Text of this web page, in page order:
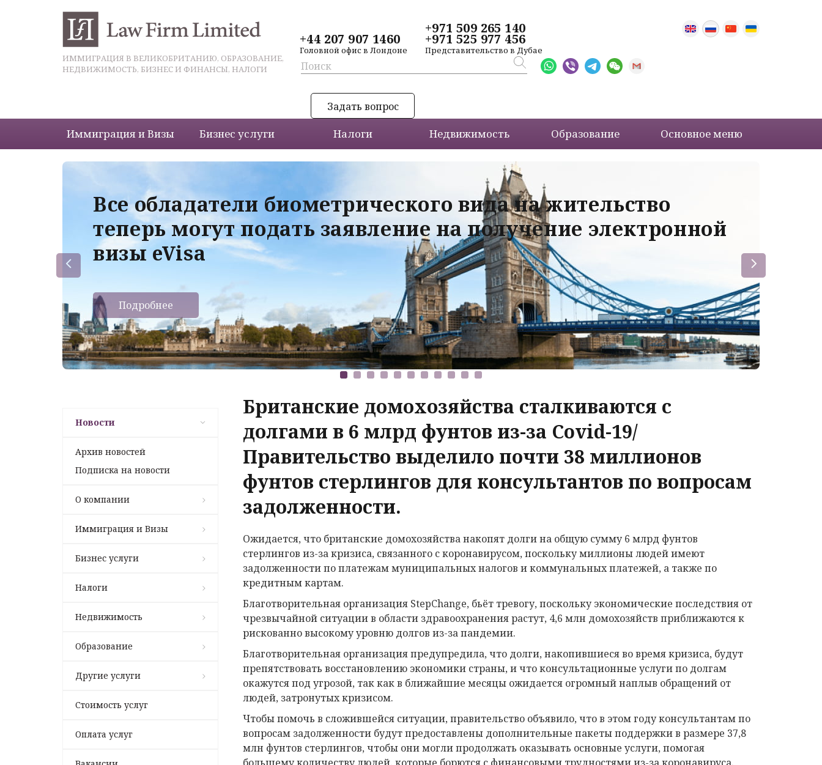
ИММИГРАЦИЯ В ВЕЛИКОБРИТАНИЮ, ОБРАЗОВАНИЕ,
НЕДВИЖИМОСТЬ, БИЗНЕС И ФИНАНСЫ, НАЛОГИ
+44 207 907 1460
Головной офис в Лондоне
+971 509 265 140
+971 525 977 456
Представительство в Дубае
Задать вопрос
Иммиграция и Визы Бизнес услуги Налоги Недвижимость Образование Основное меню
Все обладатели биометрического вида на жительство
теперь могут подать заявление на получение электронной
визы eVisa
Подробнее
Новости
Архив новостей
Подписка на новости
О компании
Иммиграция и Визы
Бизнес услуги
Налоги
Недвижимость
Образование
Другие услуги
Стоимость услуг
Оплата услуг
Британские домохозяйства сталкиваются с
долгами в 6 млрд фунтов из-за Covid-19/
Правительство выделило почти 38 миллионов
фунтов стерлингов для консультантов по вопросам
задолженности.
Ожидается, что британские домохозяйства накопят долги на общую сумму 6 млрд фунтов
стерлингов из-за кризиса, связанного с коронавирусом, поскольку миллионы людей имеют
задолженности по платежам муниципальных налогов и коммунальных платежей, а также по
кредитным картам.
Благотворительная организация StepChange, бьёт тревогу, поскольку экономические последствия от
чрезвычайной ситуации в области здравоохранения растут, 4,6 млн домохозяйств приближаются к
рискованно высокому уровню долгов из-за пандемии.
Благотворительная организация предупредила, что долги, накопившиеся во время кризиса, будут
препятствовать восстановлению экономики страны, и что консультационные услуги по долгам
окажутся под угрозой, так как в ближайшие месяцы ожидается огромный наплыв обращений от
людей, затронутых кризисом.
Чтобы помочь в сложившейся ситуации, правительство объявило, что в этом году консультантам по
вопросам задолженности будут предоставлены дополнительные пакеты поддержки в размере 37,8
млн фунтов стерлингов, чтобы они могли продолжать оказывать основные услуги, помогая